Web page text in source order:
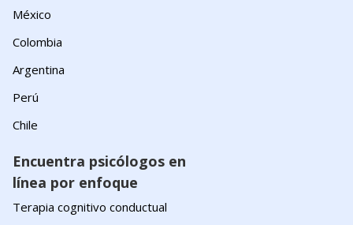
México
Colombia
Argentina
Perú
Chile
Encuentra psicólogos en
línea por enfoque
Terapia cognitivo conductual